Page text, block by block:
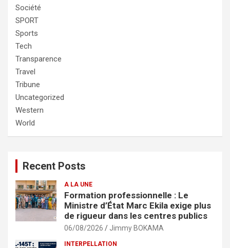
Société
SPORT
Sports
Tech
Transparence
Travel
Tribune
Uncategorized
Western
World
Recent Posts
A LA UNE
Formation professionnelle : Le
Ministre d’État Marc Ekila exige plus
de rigueur dans les centres publics
06/08/2026 Jimmy BOKAMA
INTERPELLATION